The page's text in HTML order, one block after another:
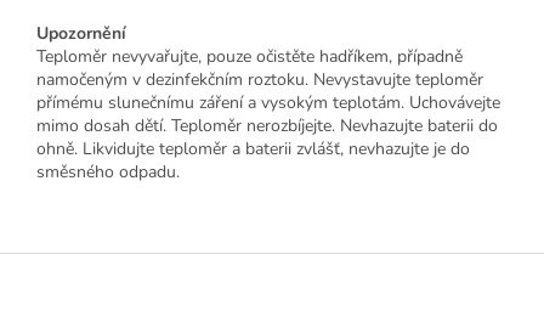
Upozornění
Teploměr nevyvařujte, pouze očistěte hadříkem, případně
namočeným v dezinfekčním roztoku. Nevystavujte teploměr
přímému slunečnímu záření a vysokým teplotám. Uchovávejte
mimo dosah dětí. Teploměr nerozbíjejte. Nevhazujte baterii do
ohně. Likvidujte teploměr a baterii zvlášť, nevhazujte je do
směsného odpadu.
Z